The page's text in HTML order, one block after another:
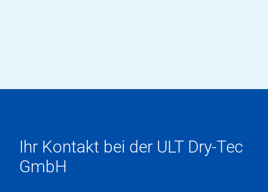
Ihr Kontakt bei der ULT Dry-Tec
GmbH